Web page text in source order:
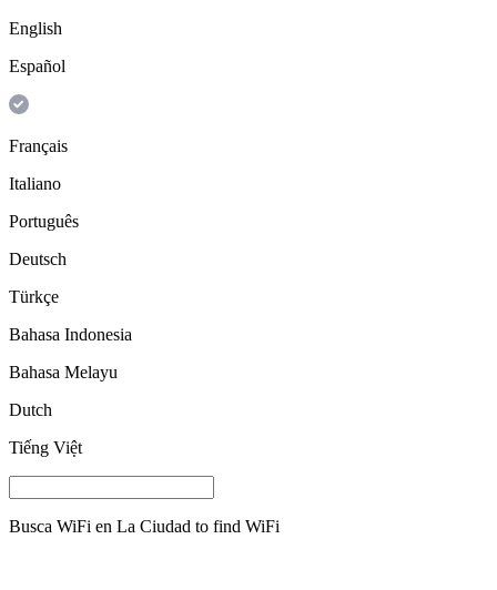
English
Español
Français
Italiano
Português
Deutsch
Türkçe
Bahasa Indonesia
Bahasa Melayu
Dutch
Tiếng Việt
Busca WiFi en La Ciudad to find WiFi